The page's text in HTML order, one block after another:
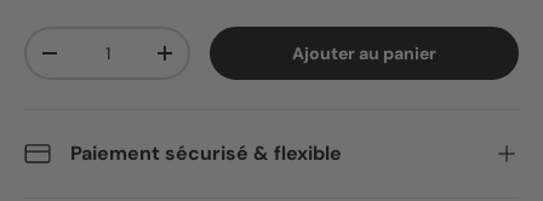
Diminuer la quantitéAugmenter la quantitéAjouter au panier
Paiement sécurisé & flexible